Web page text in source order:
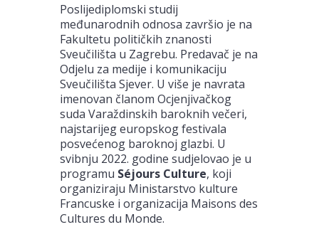
Poslijediplomski studij
međunarodnih odnosa završio je na
Fakultetu političkih znanosti
Sveučilišta u Zagrebu. Predavač je na
Odjelu za medije i komunikaciju
Sveučilišta Sjever. U više je navrata
imenovan članom Ocjenjivačkog
suda Varaždinskih baroknih večeri,
najstarijeg europskog festivala
posvećenog baroknoj glazbi. U
svibnju 2022. godine sudjelovao je u
programu Séjours Culture, koji
organiziraju Ministarstvo kulture
Francuske i organizacija Maisons des
Cultures du Monde.